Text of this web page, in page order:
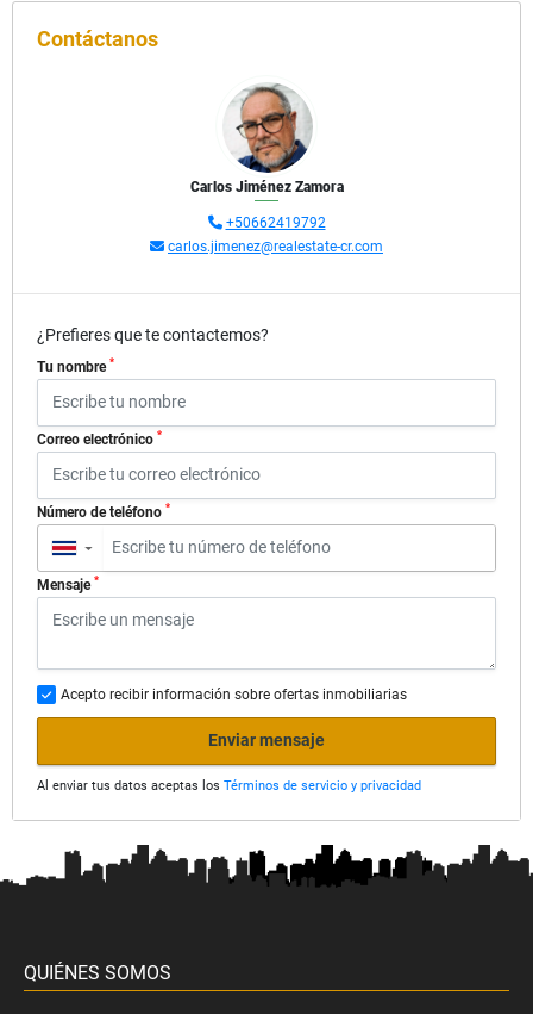
Contáctanos
Carlos Jiménez Zamora
+50662419792
carlos.jimenez@realestate-cr.com
¿Prefieres que te contactemos?
Tu nombre *
Correo electrónico *
Número de teléfono *
▼
Mensaje *
Acepto recibir información sobre ofertas inmobiliarias
Enviar mensaje
Al enviar tus datos aceptas los Términos de servicio y privacidad
QUIÉNES SOMOS